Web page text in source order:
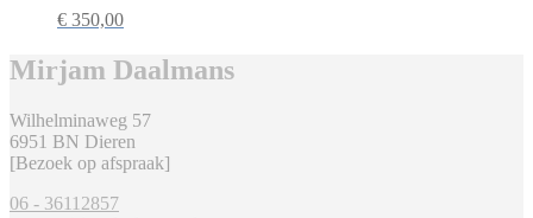
€ 350,00
Mirjam Daalmans
Wilhelminaweg 57
6951 BN Dieren
[Bezoek op afspraak]
06 - 36112857